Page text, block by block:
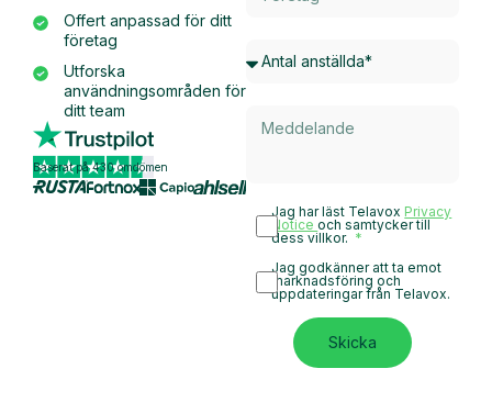
Offert anpassad för ditt
företag
Utforska
användningsområden för
ditt team
Baserat på 430 omdömen
Jag har läst Telavox Privacy
Noticeoch samtycker till
dess villkor.
Jag godkänner att ta emot
marknadsföring och
uppdateringar från Telavox.
Skicka